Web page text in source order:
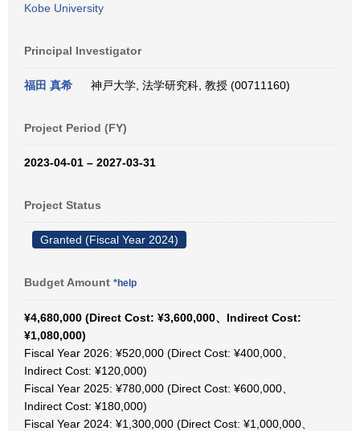
Kobe University
Principal Investigator
福田 真希 神戸大学, 法学研究科, 教授 (00711160)
Project Period (FY)
2023-04-01 – 2027-03-31
Project Status
Granted (Fiscal Year 2024)
Budget Amount *help
¥4,680,000 (Direct Cost: ¥3,600,000、Indirect Cost:
¥1,080,000)
Fiscal Year 2026: ¥520,000 (Direct Cost: ¥400,000、
Indirect Cost: ¥120,000)
Fiscal Year 2025: ¥780,000 (Direct Cost: ¥600,000、
Indirect Cost: ¥180,000)
Fiscal Year 2024: ¥1,300,000 (Direct Cost: ¥1,000,000、